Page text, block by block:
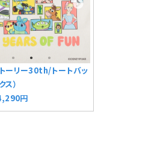
トーリー30th/トートバッ
ス）
円